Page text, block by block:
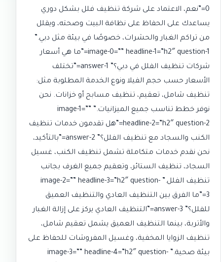
0=”نعم، الاعتماد على شركة تنظيف فلل بشكل دوري
يساعدك على الحفاظ على نظافة البيت وصحته، ويقلل
من تراكم الغبار والحشرات، خصوصًا في بيئة مثل دبي.”
image-0=”” headline-1=”h2″ question-1=”ما هي أسعار
شركات تنظيف الفلل في دبي؟” answer-1=”تختلف
الأسعار حسب حجم الفيلا ونوع الخدمة المطلوبة مثل:
تنظيف شامل، تعقيم، تنظيف مسابح أو خزانات. نحن
نوفر خطط تناسب جميع الميزانيات.” image-1=””
headline-2=”h2″ question-2=”هل تقدمون خدمات تنظيف
الكنب والسجاد مع تنظيف الفلل؟” answer-2=”بالتأكيد،
نحن نقدم خدمات متكاملة تشمل تنظيف الكنب، غسيل
السجاد، تنظيف الستائر، وتعقيم جميع الغرف بجانب
تنظيف الفلل.” image-2=”” headline-3=”h2″ question-
3=”ما الفرق بين التنظيف العادي والتنظيف العميق
للفلل؟” answer-3=”التنظيف العادي يركز على إزالة الغبار
والأتربة، بينما التنظيف العميق يشمل تعقيم شامل،
تنظيف الزوايا المخفية، وغسيل المفروشات للحفاظ على
بيئة صحية.” image-3=”” headline-4=”h2″ question-